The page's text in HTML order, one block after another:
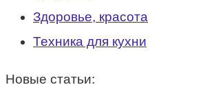
Здоровье, красота
Техника для кухни
Новые статьи: